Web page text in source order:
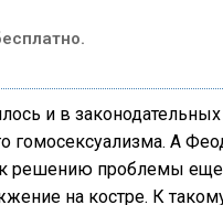
и в
гомосексуализма. А
проблемы еще
на костре. К